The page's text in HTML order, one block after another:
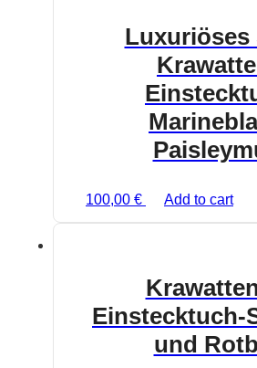
Luxuriöses
100,00 € Add to cart
Einstecktuch-
und